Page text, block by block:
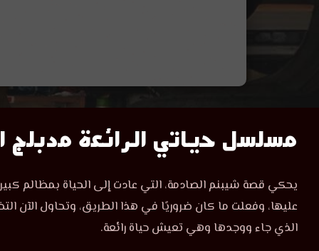
مسلسل
حياتي
الرائعة
مسلسل حياتي الرائعة مدبلج
مسلسل
حياتي
الرائعة
الحلقة
يحكي قصة شيبنم الصادمة، التي عادت إلى الحياة بمظالم
عليها، وفعلت ما كان ضروريًا في هذا الطريق، وتحاول الآن
الذي جاء ووجدها وهي تعيش حياة رائعة.